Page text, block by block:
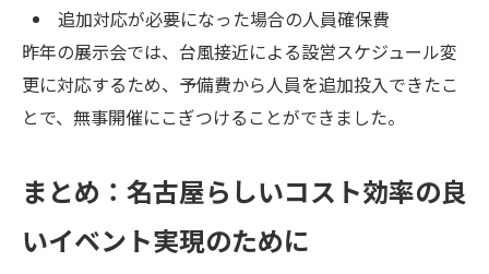
追加対応が必要になった場合の人員確保費
昨年の展示会では、台風接近による設営スケジュール変
更に対応するため、予備費から人員を追加投入できたこ
とで、無事開催にこぎつけることができました。
まとめ：名古屋らしいコスト効率の良
いイベント実現のために